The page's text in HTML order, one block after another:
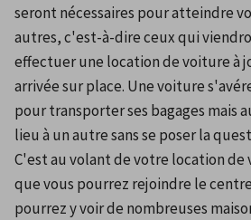
seront nécessaires pour atteindre
autres, c'est-à-dire ceux qui
effectuer une location de voiture à
arrivée sur place. Une voiture
pour transporter ses bagages mais
lieu à un autre sans se poser la
C'est au volant de votre location de
que vous pourrez rejoindre le
pourrez y voir de nombreuses